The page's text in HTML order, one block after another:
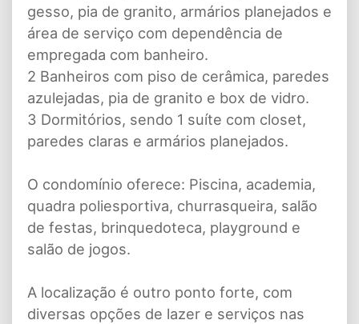
gesso, pia de granito, armários planejados e
área de serviço com dependência de
empregada com banheiro.
2 Banheiros com piso de cerâmica, paredes
azulejadas, pia de granito e box de vidro.
3 Dormitórios, sendo 1 suíte com closet,
paredes claras e armários planejados.
O condomínio oferece: Piscina, academia,
quadra poliesportiva, churrasqueira, salão
de festas, brinquedoteca, playground e
salão de jogos.
A localização é outro ponto forte, com
diversas opções de lazer e serviços nas